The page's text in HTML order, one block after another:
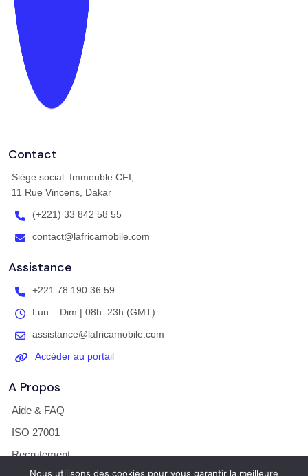
Contact
Siège social: Immeuble CFI,
11 Rue Vincens, Dakar
(+221) 33 842 58 55
contact@lafricamobile.com
Assistance
+221 78 190 36 59
Lun – Dim | 08h–23h (GMT)
assistance@lafricamobile.com
Accéder au portail
A Propos
Aide & FAQ
ISO 27001
Recrutement
Nous utilisons des cookies pour vous garantir la meilleure